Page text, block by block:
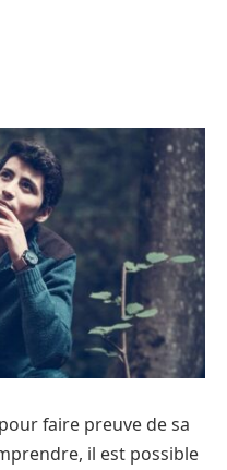
faire preuve de sa
il est possible